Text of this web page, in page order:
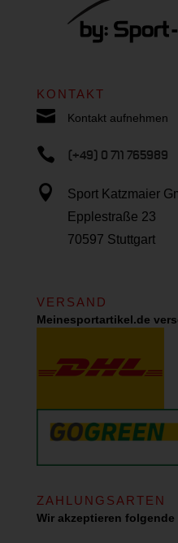
KONTAKT
 Kontakt aufnehmen
 (+49) 0 711 765989

Sport Katzmaier
Epplestraße 23
70597 Stuttgart
VERSAND
Meinesportartikel.de
ZAHLUNGSARTEN
Wir akzeptieren